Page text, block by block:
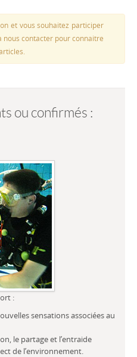
et vous souhaitez participer
nous contacter pour connaitre
ou confirmés :
:
sensations associées au
le partage et l’entraide
de l’environnement.